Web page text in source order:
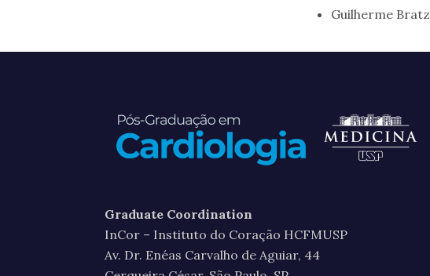
Guilherme Bratz
Graduate Coordination
InCor – Instituto do Coração HCFMUSP
Av. Dr. Enéas Carvalho de Aguiar, 44